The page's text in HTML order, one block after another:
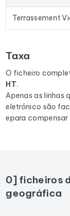
Excel permite a
ferramentas de
existentes no
em France
Maçon, .
Taxa
O ficheiro
HT.
Apenas as linhas
eletrónico são
epara
0] ficheiros
geográfica